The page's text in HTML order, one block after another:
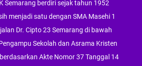
Semarang berdiri sejak tahun 1952
menjadi satu dengan SMA Masehi 1
Dr. Cipto 23 Semarang di bawah
Sekolah dan Asrama Kristen
Akte Nomor 37 Tanggal 14